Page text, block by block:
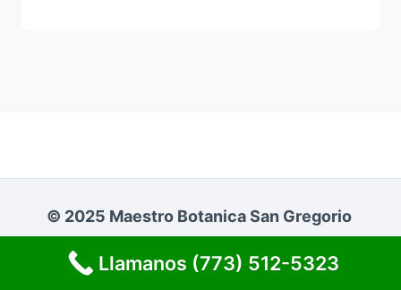
© 2025 Maestro Botanica San Gregorio
Llamanos (773) 512-5323